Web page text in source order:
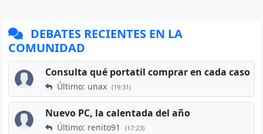
DEBATES RECIENTES EN LA
COMUNIDAD
Consulta qué portatil comprar en cada caso
Último: unax (19:31)
Nuevo PC, la calentada del año
Último: renito91 (17:23)